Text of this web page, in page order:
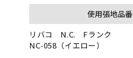
使用張地品番
リバコ　N.C.　Fランク
NC-058（イエロー）